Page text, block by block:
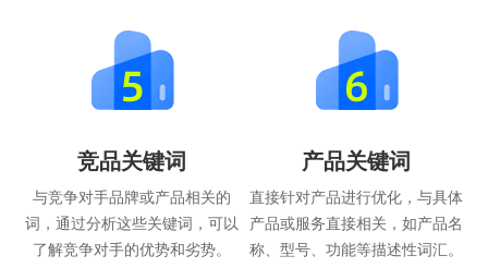
竞品关键词
与竞争对手品牌或产品相关的
词，通过分析这些关键词，可以
了解竞争对手的优势和劣势。
产品关键词
直接针对产品进行优化，与具体
产品或服务直接相关，如产品名
称、型号、功能等描述性词汇。